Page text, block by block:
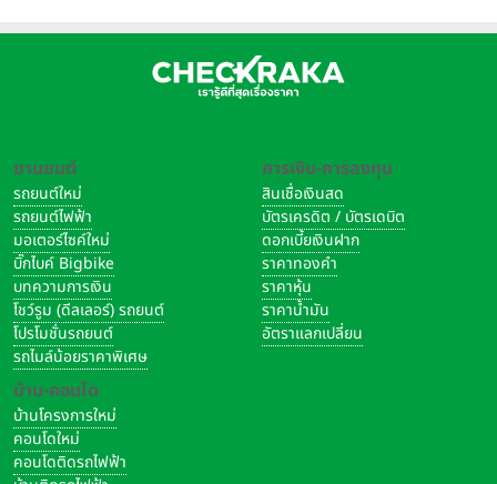
ยานยนต์
รถยนต์ใหม่
รถยนต์ไฟฟ้า
มอเตอร์ไซค์ใหม่
บิ๊กไบค์ Bigbike
บทความการเงิน
โชว์รูม (ดีลเลอร์) รถยนต์
โปรโมชั่นรถยนต์
รถไมล์น้อยราคาพิเศษ
บ้าน-คอนโด
บ้านโครงการใหม่
คอนโดใหม่
คอนโดติดรถไฟฟ้า
การเงิน-การลงทุน
สินเชื่อเงินสด
บัตรเครดิต / บัตรเดบิต
ดอกเบี้ยเงินฝาก
ราคาทองคำ
ราคาหุ้น
ราคาน้ำมัน
อัตราแลกเปลี่ยน